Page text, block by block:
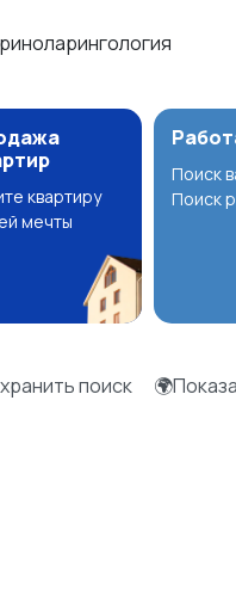
квартиру
мечты
Поиск
Поиск
поиск